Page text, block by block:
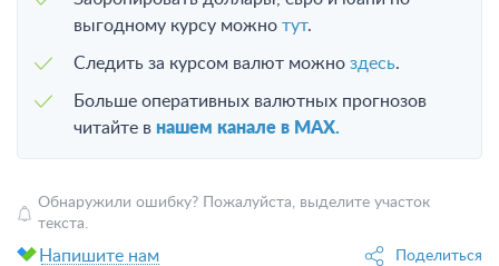
выгодному курсу можно тут.
Следить за курсом валют можно здесь.
Больше оперативных валютных прогнозов
читайте в нашем канале в MAX.
Обнаружили ошибку? Пожалуйста, выделите участок
текста.
Напишите нам Поделиться